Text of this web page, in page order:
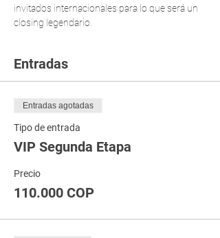
invitados internacionales para lo que será un
closing legendario.
Entradas
Entradas agotadas
Tipo de entrada
VIP Segunda Etapa
Precio
110.000 COP